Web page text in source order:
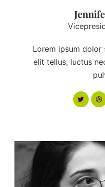
Lorem ipsum
elit tellus, luctus